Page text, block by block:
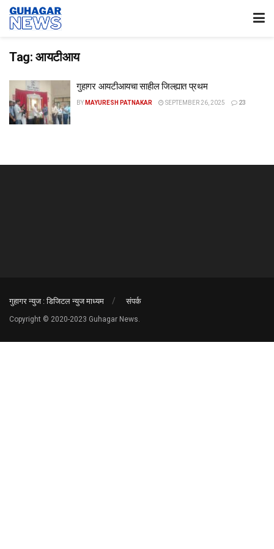
Tag: आयटीआय
गुहागर आयटीआयचा साहील जिल्ह्यात प्रथम
BY MAYURESH PATNAKAR SEPTEMBER 26, 2025 23
गुहागर न्युज : डिजिटल न्युज माध्यम संपर्क
Copyright © 2020-2023 Guhagar News.